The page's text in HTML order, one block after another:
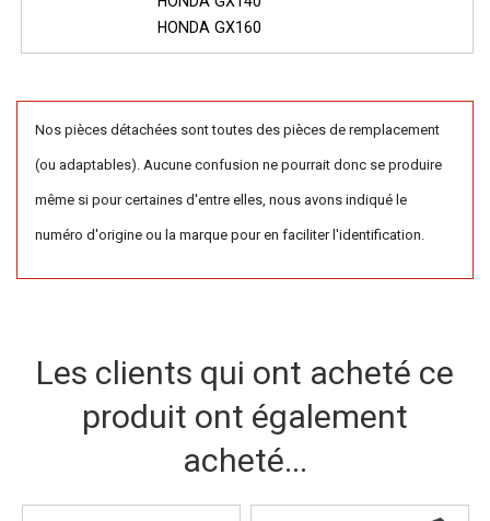
HONDA GX160
Nos pièces détachées sont toutes des pièces de remplacement
(ou adaptables). Aucune confusion ne pourrait donc se produire
même si pour certaines d'entre elles, nous avons indiqué le
numéro d'origine ou la marque pour en faciliter l'identification.
Les clients qui ont acheté ce
produit ont également
acheté...